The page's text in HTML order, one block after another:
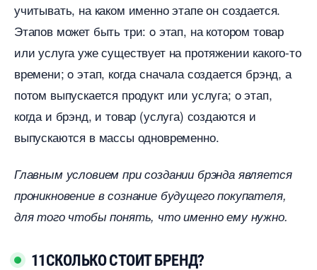
учитывать, на каком именно этапе он создается.
Этапов может быть три: o этап, на котором товар
или услуга уже существует на протяжении какого-то
ремени; o этап, когда сначала создается брэнд, а
потом выпускается продукт или услуга; o этап,
когда и брэнд, и товар (услуга) создаются и
ыпускаются в массы одновременно.
Главным условием при создании брэнда является
проникновение в сознание будущего покупателя,
для того чтобы понять, что именно ему нужно.
11СКОЛЬКО СТОИТ БРЕНД?